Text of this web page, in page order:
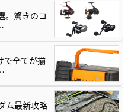
。驚きのコ
で全てが揃
ム最新攻略